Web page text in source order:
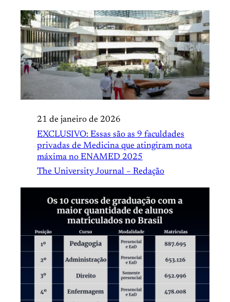
21 de janeiro de 2026
EXCLUSIVO: Essas são as 9 faculdades
privadas de Medicina que atingiram nota
máxima no ENAMED 2025
The University Journal – Redação